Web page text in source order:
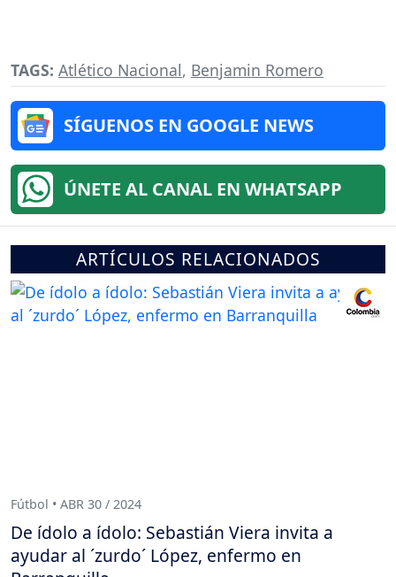
TAGS: Atlético Nacional, Benjamin Romero
SÍGUENOS EN GOOGLE NEWS
ÚNETE AL CANAL EN WHATSAPP
ARTÍCULOS RELACIONADOS
Fútbol • ABR 30 / 2024
De ídolo a ídolo: Sebastián Viera invita a
ayudar al ´zurdo´ López, enfermo en